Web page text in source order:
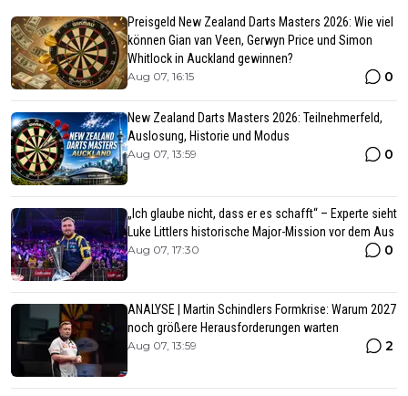
Preisgeld New Zealand Darts Masters 2026: Wie viel
können Gian van Veen, Gerwyn Price und Simon
Whitlock in Auckland gewinnen?
Aug 07, 16:15 0
New Zealand Darts Masters 2026: Teilnehmerfeld,
Auslosung, Historie und Modus
Aug 07, 13:59 0
„Ich glaube nicht, dass er es schafft“ – Experte sieht
Luke Littlers historische Major-Mission vor dem Aus
Aug 07, 17:30 0
ANALYSE | Martin Schindlers Formkrise: Warum 2027
noch größere Herausforderungen warten
Aug 07, 13:59 2